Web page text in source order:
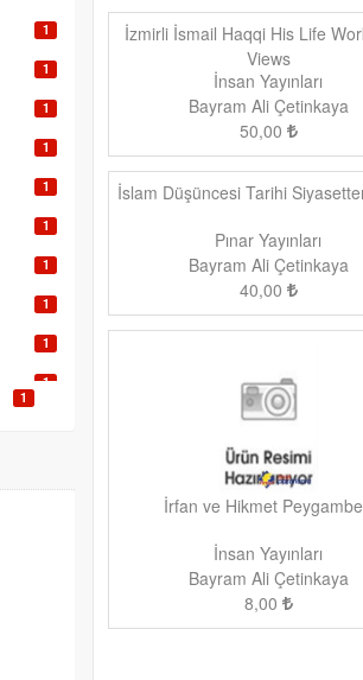
1
1
1
1
1
1
1
1
1
1
1
İzmirli İsmail Haqqi His Life
Views
İnsan Yayınları
Bayram Ali Çetinkaya
50,00
İslam Düşüncesi Tarihi
Pınar Yayınları
Bayram Ali Çetinkaya
40,00
İrfan ve Hikmet
İnsan Yayınları
Bayram Ali Çetinkaya
8,00